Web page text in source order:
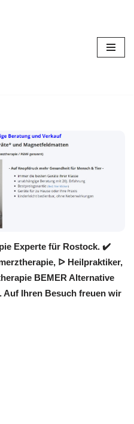
Experte für Rostock. ✔️
ᐅ Heilpraktiker,
BEMER Alternative
Auf Ihren Besuch freuen wir